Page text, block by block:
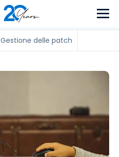
Gestione delle patch